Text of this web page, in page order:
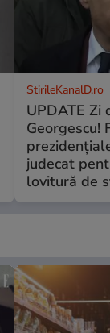
StirileKanalD.ro
UPDATE Zi
Georgescu!
judecat
lovitură de